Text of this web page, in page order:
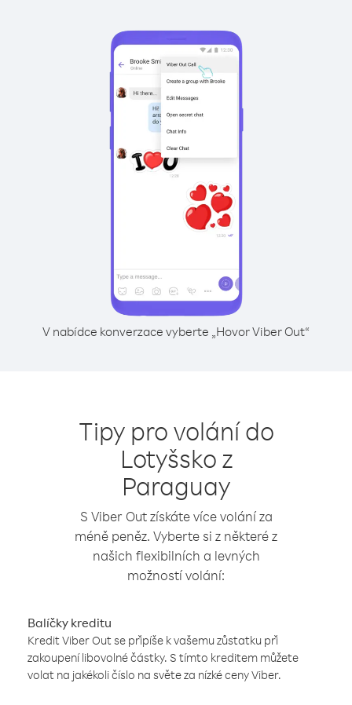
V nabídce konverzace vyberte „Hovor Viber Out“
Tipy pro volání do
Lotyšsko z
Paraguay
S Viber Out získáte více volání za
méně peněz. Vyberte si z některé z
našich flexibilních a levných
možností volání:
Balíčky kreditu
Kredit Viber Out se připíše k vašemu zůstatku při
zakoupení libovolné částky. S tímto kreditem můžete
volat na jakékoli číslo na světe za nízké ceny Viber.